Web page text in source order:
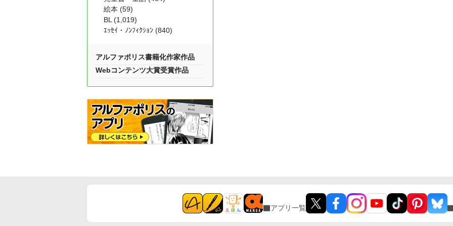
絵本 (59)
BL (1,019)
ｴｯｾｲ・ﾉﾝﾌｨｸｼｮﾝ (840)
アルファポリス書籍化作家作品
Webコンテンツ大賞受賞作品
アプリ一覧